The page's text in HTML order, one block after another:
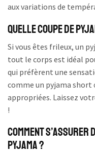
aux variations de
Quelle coupe de
Si vous êtes frileux, un
tout le corps est idéal
qui préfèrent une
comme un pyjama short
appropriées. Laissez
!
Comment s’assurer
pyjama ?